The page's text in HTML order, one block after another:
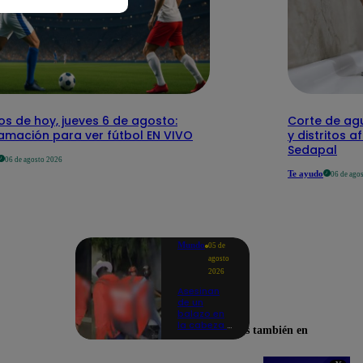
de hoy, jueves 6 de agosto:
para ver fútbol EN VIVO
06 de agosto 2026
Corte de
y distritos
Sedapal
Te ayudo 06 de
Mundo 05 de
agosto
2026
Asesinan
de un
balazo en
la cabeza a
Encuéntranos también en